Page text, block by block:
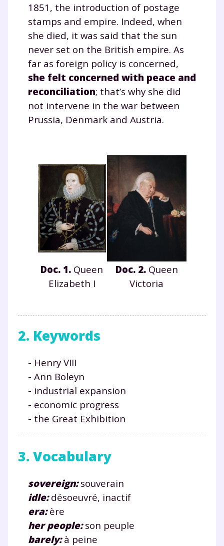
1851, the introduction of postage
stamps and empire. Indeed, when
she died, it was said that the sun
never set on the British empire. As
far as foreign policy is concerned,
she felt concerned with peace and
reconciliation; that’s why she did
not intervene in the war between
Prussia, Denmark and Austria.
Doc. 1. Queen
Elizabeth I
Doc. 2.Queen
Victoria
2. Keywords
- Henry VIII
- Ann Boleyn
- industrial expansion
- economic progress
- the Great Exhibition
3. Vocabulary
sovereign:souverain
idle:désoeuvré, inactif
era:ère
her people:son peuple
barely:à peine